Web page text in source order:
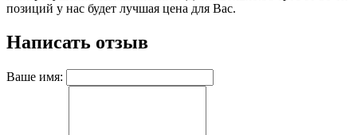
позиций у нас будет лучшая цена для Вас.
Написать отзыв
Ваше имя: